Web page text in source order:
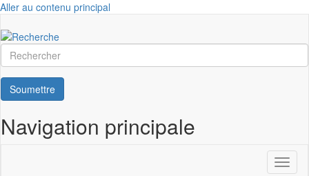
Aller au contenu principal
Rechercher
Soumettre
Navigation principale